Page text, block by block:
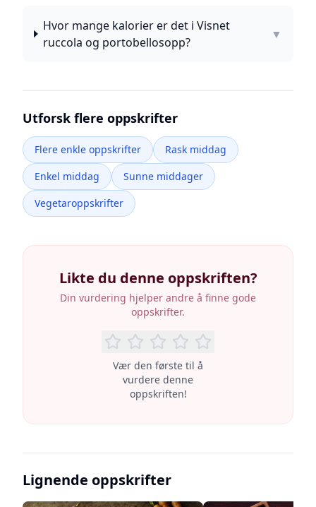
Hvor mange kalorier er det i Visnet
ruccola og portobellosopp?
▼
Utforsk flere oppskrifter
Flere enkle oppskrifter
Rask middag
Enkel middag
Sunne middager
Vegetaroppskrifter
Likte du denne oppskriften?
Din vurdering hjelper andre å finne gode
oppskrifter.
Vær den første til å
vurdere denne
oppskriften!
Lignende oppskrifter